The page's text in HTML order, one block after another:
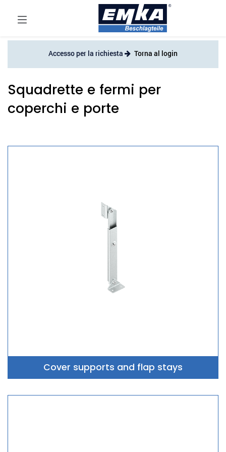
Accesso per la richiesta Torna al login
Squadrette e fermi per
coperchi e porte
Cover supports and flap stays